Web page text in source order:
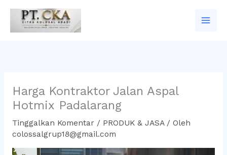
konten
Harga Kontraktor Jalan Aspal
Hotmix Padalarang
Tinggalkan Komentar / PRODUK & JASA/ Oleh
colossalgrup18@gmail.com